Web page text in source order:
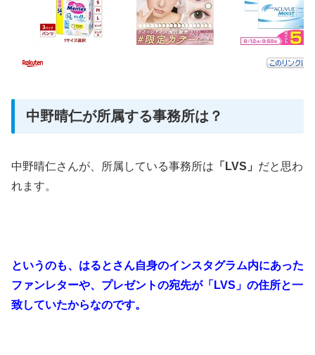
中野晴仁が所属する事務所は？
中野晴仁さんが、所属している事務所は 「LVS」 だと思わ
れます。
というのも、はるとさん自身のインスタグラム内にあった
ファンレターや、プレゼントの宛先が「LVS」の住所と一
致していたからなのです。